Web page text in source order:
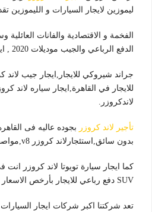
ليموزين لايجار السيارات و الليموزين
الفخمة و الاقتصادية والفانات
الدفع الرباعي والجيب موديلات 2020 , ايجار لاند كروزر في مصر.
جراند شيروكي للايجار,ايجار جيب لاند
للايجار في القاهرة,ايجار سياره لاند
لاندكروزر.
تأجير لاند كروزر بجوده عاليه فى
بدون سائق,استئجارلاند كروزر v8,مواصفات لاند كروزرالخليجى.
كما ايجار سيارة تويوتا لاند كروزر
SUV دفع رباعي للايجار بأرخص الاسعار من تورست ليموزين.
تعد شركتنا اكبر شركات ايجار